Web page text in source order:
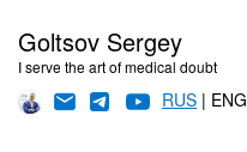
Goltsov Sergey
I serve the art of medical doubt
RUS | ENG